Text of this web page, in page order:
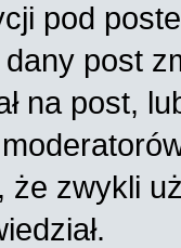
pod
post
na post,
że zwykli